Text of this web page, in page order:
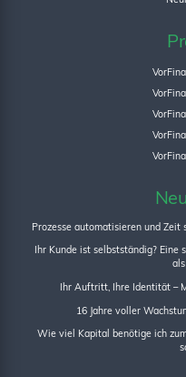
Prozesse automatisieren und
Ihr Kunde ist selbstständig? Eine
Ihr Auftritt, Ihre Identität –
16 Jahre voller
Wie viel Kapital benötige ich